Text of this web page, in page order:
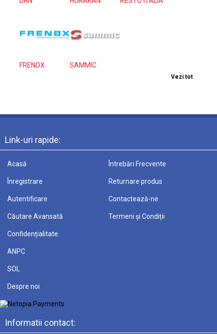
FRENOX SAMMIC
Vezi tot
Link-uri rapide:
Acasă
Înregistrare
Autentificare
Căutare Avansată
Întrebări Frecvente
Returnare produs
Contactează-ne
Termeni și Condiții
Confidențialitate
ANPC
SOL
Despre noi
Informatii contact: